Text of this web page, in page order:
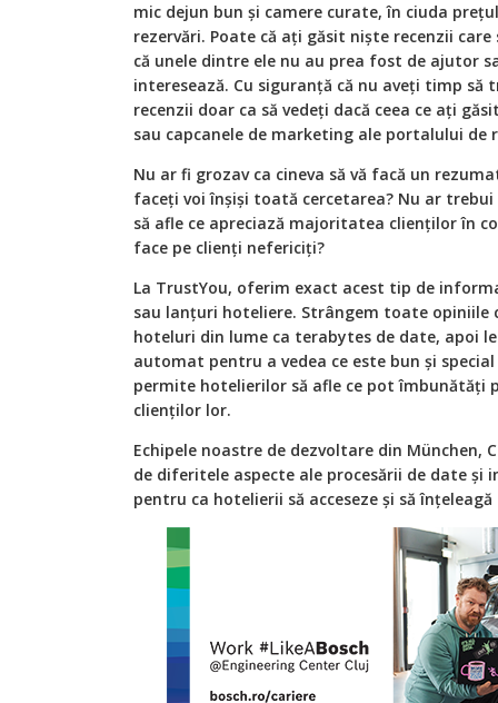
mic dejun bun și camere curate, în ciuda
rezervări. Poate că aţi găsit niște recenzii
că unele dintre ele nu au prea fost de ajutor
interesează. Cu siguranţă că nu aveţi timp să
recenzii doar ca să vedeţi dacă ceea ce aţi
sau capcanele de marketing ale portalului de
Nu ar fi grozav ca cineva să vă facă un
faceţi voi înșiși toată cercetarea? Nu ar
să afle ce apreciază majoritatea clienţilor în
face pe clienţi nefericiţi?
La TrustYou, oferim exact acest tip de
sau lanţuri hoteliere. Strângem toate opiniile
hoteluri din lume ca terabytes de date, apoi
automat pentru a vedea ce este bun și
permite hotelierilor să afle ce pot îmbunătăţi
clienţilor lor.
Echipele noastre de dezvoltare din München,
de diferitele aspecte ale procesării de date și
pentru ca hotelierii să acceseze și să